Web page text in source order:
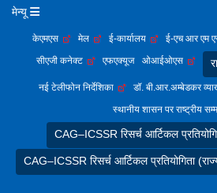
मेन्यू
केएमएस मेल ई-कार्यालय ई-एच आर एम
सीएजी कनेक्ट
एफएक्यूज ओआईओएस
नई टेलीफोन निर्देशिका डॉ. बी.आर.अम्बेडकर
स्थानीय शासन पर राष्ट्रीय
CAG–ICSSR रिसर्च आर्टिकल
CAG–ICSSR रिसर्च आर्टिकल प्रतियोगिता